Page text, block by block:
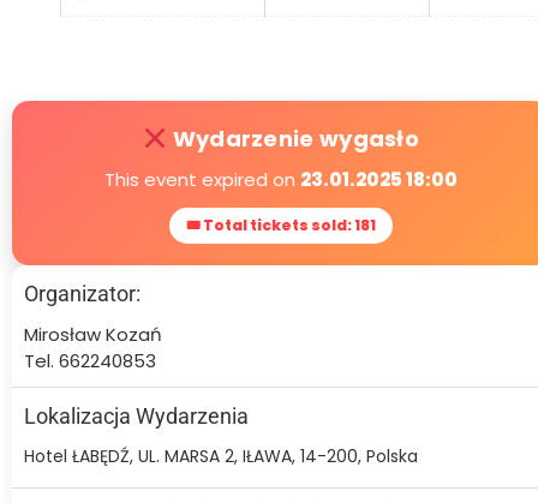
Wydarzenie wygasło
This event expired on 23.01.2025 18:00
🎟 Total tickets sold: 181
Organizator:
Mirosław Kozań
Tel. 662240853
Lokalizacja Wydarzenia
Hotel ŁABĘDŹ, UL. MARSA 2, IŁAWA, 14-200, Polska